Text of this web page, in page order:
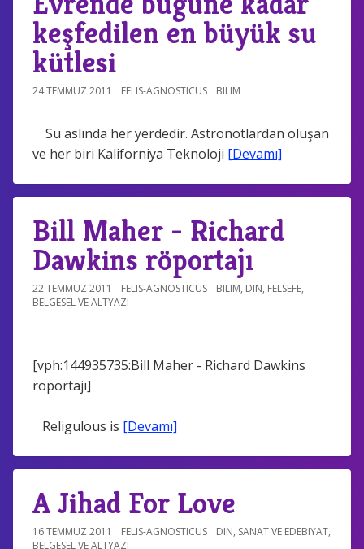
keşfedilen en büyük su
kütlesi
24 TEMMUZ 2011 FELIS-AGNOSTICUS BILIM
Su aslında her yerdedir. Astronotlardan oluşan
ve her biri Kaliforniya Teknoloji [Devamı]
Bill Maher - Richard
Dawkins röportajı
22 TEMMUZ 2011 FELIS-AGNOSTICUS BILIM, DIN, FELSEFE,
BELGESEL VE ALTYAZI
[vph:144935735:Bill Maher - Richard Dawkins
röportajı]
Religulous is [Devamı]
A Jihad For Love
16 TEMMUZ 2011 FELIS-AGNOSTICUS DIN, SANAT VE EDEBIYAT,
BELGESEL VE ALTYAZI